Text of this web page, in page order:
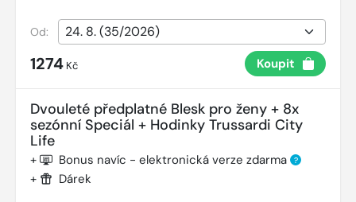
Od:
1274 Kč Koupit
Dvouleté předplatné Blesk pro ženy + 8x
sezónní Speciál + Hodinky Trussardi City
Life
+ Bonus navíc - elektronická verze zdarma ?
+ Dárek